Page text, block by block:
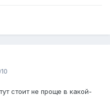
стоит не проще в какой-